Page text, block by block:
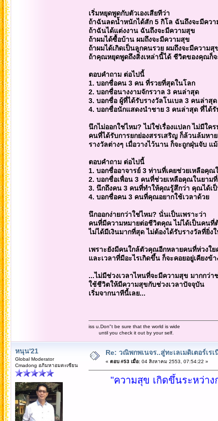
เริ่มหยุดพูดกับตัวเองเสียทีว่า
ถ้าฉันลดน้ำหนักได้สัก 5 กิโล ฉันถึงจะมีคว
ถ้าฉันได้แต่งงาน ฉันถึงจะมีความสุข
ถ้าผมได้ซื้อบ้าน ผมถึงจะมีความสุข
ถ้าผมได้เกิดเป็นลูกคนรวย ผมถึงจะมีความสุ
ถ้าคุณหยุดพูดถึงสิ่งเหล่านี้ได้ ชีวิตของคุณก็
ตอบคำถาม ต่อไปนี้
1. บอกชื่อคน 3 คน ที่รวยที่สุดในโลก
2. บอกชื่อนางงามจักรวาล 3 คนล่าสุด
3. บอกชื่อ ผู้ที่ได้รับรางวัลโนเบล 3 คนล่าสุด
4. บอกชื่อนักแสดงนำชาย 3 คนล่าสุด ที่ได้รั
นึกไม่ออกใช่ไหม? ไม่ใช่เรื่องแปลก ไม่มีใค
คนที่ได้รับการยกย่องสรรเสริญ ก็ล้วนล้มหา
รางวัลต่างๆ เมื่อวางไว้นาน ก็จะถูกฝุ่นจับ
ตอบคำถาม ต่อไปนี้
1. บอกชื่ออาจารย์ 3 ท่านที่เคยช่วยเหลือคุณ
2. บอกชื่อเพื่อน 3 คนที่ช่วยเหลือคุณในยาม
3. นึกถึงคน 3 คนที่ทำให้คุณรู้สึกว่า คุณได้เ
4. บอกชื่อคน 3 คนที่คุณอยากใช้เวลาด้วย
นึกออกง่ายกว่าใช่ไหม? นั่นเป็นเพราะว่า
คนที่มีความหมายต่อชีวิตคุณ ไม่ได้เป็นคนที่
ไม่ได้มีเงินมากที่สุด ไม่ต้องได้รับรางวัลที่ยิ่ง
เพราะยังมีคนใกล้ตัวคุณอีกหลายคนที่ห่วงใ
และเวลาที่มีอะไรเกิดขึ้น ก็จะคอยอยู่เคียงข้
...ไม่มีช่วงเวลาไหนที่จะมีความสุข มากกว่
ใช้ชีวิตให้มีความสุขกับช่วงเวลาปัจจุบัน
เริ่มจากนาทีนี้เลย...
iss u.Don"t be sure that the world is wide
until you check it out by your self.
หนุน'21
Global Moderator
Cmadong อภิมหาอมตะเซียน
Re: วณิพกพเนจร..สู่ทะเลเมดิเตอร์เร
« ตอบ #53 เมื่อ:04 สิงหาคม 2553, 07:54:22 »
"ความสุข เกิดขึ้นระหว่า